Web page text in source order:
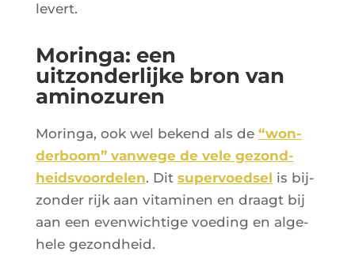
levert.
Moringa: een
uitzonderlijke bron van
aminozuren
Morin­ga, ook wel bekend als de “won­
der­boom” van­wege de vele gezond­
heid­svoor­de­len. Dit super­voed­sel is bij­
zon­der rijk aan vita­mi­nen en draagt bij
aan een even­wich­tige voe­ding en alge­
hele gezondheid.